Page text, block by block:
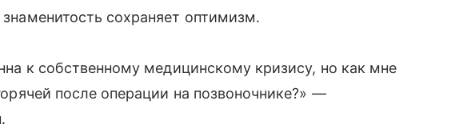
сохраняет оптимизм.
к собственному медицинскому кризису, но как мне
после операции на позвоночнике?» —